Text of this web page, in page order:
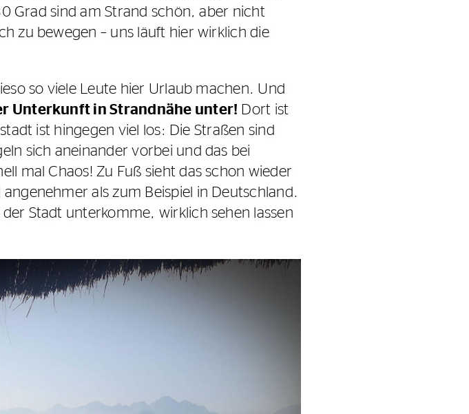
Grad sind am Strand schön, aber nicht
zu bewegen – uns läuft hier wirklich die
so viele Leute hier Urlaub machen. Und
Unterkunft in Strandnähe unter! Dort ist
ist hingegen viel los: Die Straßen sind
sich aneinander vorbei und das bei
mal Chaos! Zu Fuß sieht das schon wieder
als zum Beispiel in Deutschland.
Stadt unterkomme, wirklich sehen lassen